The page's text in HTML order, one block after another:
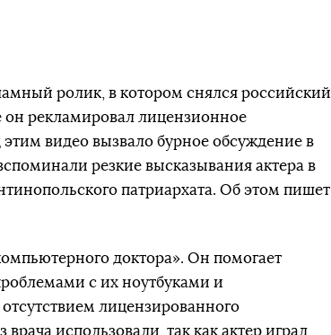
ролик, в котором снялся российский
рекламировал лицензионное
видео вызвало бурное обсуждение в
резкие высказывания актера в
патриархата. Об этом пишет
доктора». Он помогает
с их ноутбуками и
лицензированного
использовали, так как актер играл